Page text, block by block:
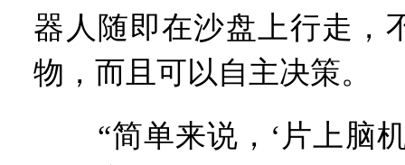
器人随即在沙盘上行走，
物，而且可以自主决策。
“简单来说，‘片上脑机